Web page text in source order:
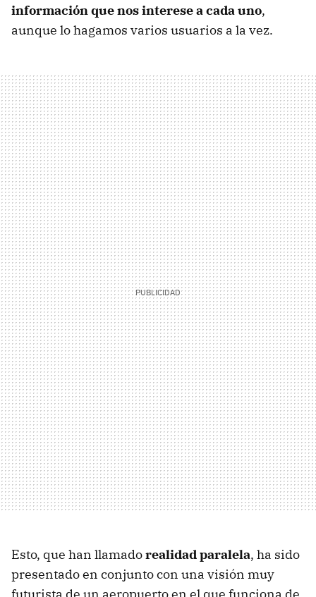
información que nos interese a cada uno,
aunque lo hagamos varios usuarios a la vez.
Esto, que han llamadorealidad paralela, ha sido
presentado en conjunto con una visión muy